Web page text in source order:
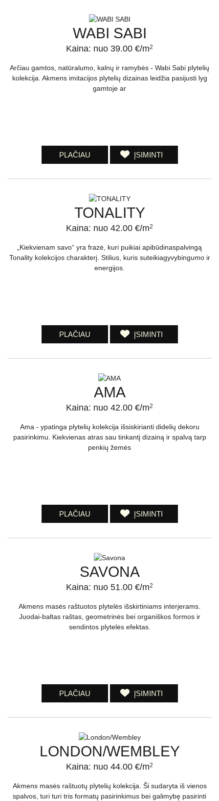
WABI SABI
Kaina: nuo 39.00 €/m2
Arčiau gamtos, natūralumo, kalnų ir ramybės - Wabi Sabi plytelių
kolekcija. Akmens imitacijos plytelių dizainas leidžia pasijusti lyg
gamtoje ar
PLAČIAU ĮSIMINTI
TONALITY
Kaina: nuo 42.00 €/m2
„Kiekvienam savo“ yra frazė, kuri puikiai apibūdinaspalvingą
Tonality kolekcijos charakterį. Stilius, kuris suteikiagyvybingumo ir
energijos.
PLAČIAU ĮSIMINTI
AMA
Kaina: nuo 42.00 €/m2
Ama - ypatinga plytelių kolekcija išsiskirianti didelių dekoru
pasirinkimu. Kiekvienas atras sau tinkantį dizainą ir spalvą tarp
penkių žemės
PLAČIAU ĮSIMINTI
SAVONA
Kaina: nuo 51.00 €/m2
Akmens masės raštuotos plytelės išskirtiniams interjerams.
Juodai-baltas raštas, geometrinės bei organiškos formos ir
sendintos plytelės efektas.
PLAČIAU ĮSIMINTI
LONDON/WEMBLEY
Kaina: nuo 44.00 €/m2
Akmens masės raštuotų plytelių kolekcija. Ši sudaryta iš vienos
spalvos, turi turi tris formatų pasirinkimus bei galimybę pasirinti